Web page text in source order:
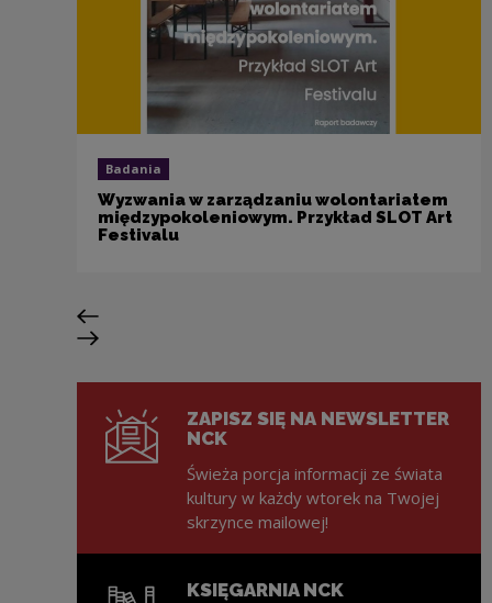
Badania
Wyzwania w zarządzaniu wolontariatem
międzypokoleniowym. Przykład SLOT Art
Festivalu
Poprzedni slajd
Następny slajd
ZAPISZ SIĘ NA NEWSLETTER
NCK
Świeża porcja informacji ze świata
kultury w każdy wtorek na Twojej
skrzynce mailowej!
KSIĘGARNIA NCK